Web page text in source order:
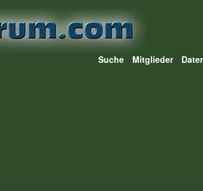
Suche
Mitglieder